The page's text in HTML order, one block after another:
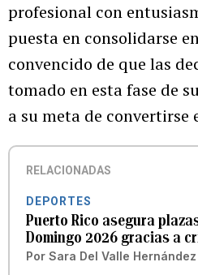
profesional con
puesta en consolidarse
convencido de que las
tomado en esta fase de
a su meta de convertirse
RELACIONADAS
DEPORTES
Puerto Rico asegura
Domingo 2026 gracias a
Por Sara Del Valle Hernández